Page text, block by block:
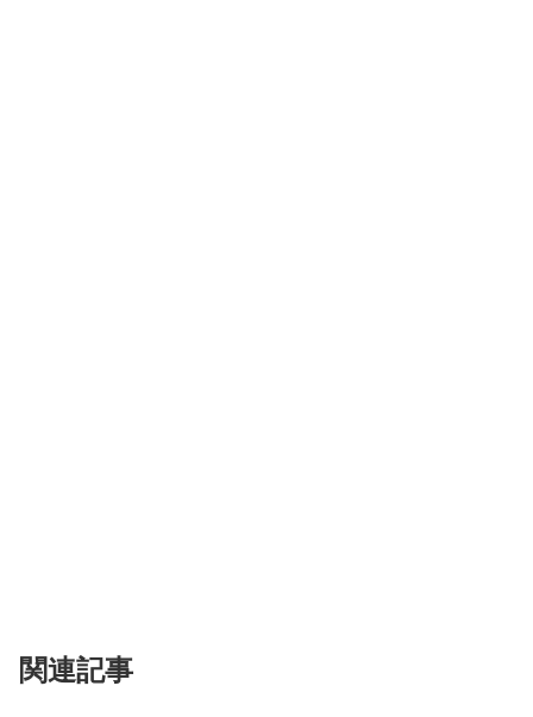
関連記事